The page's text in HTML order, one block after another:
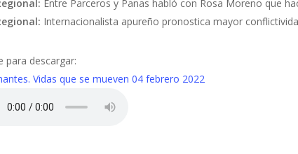
Entre Parceros y Panas habló con Rosa Moreno que
Internacionalista apureño pronostica mayor
para descargar:
Vidas que se mueven 04 febrero 2022